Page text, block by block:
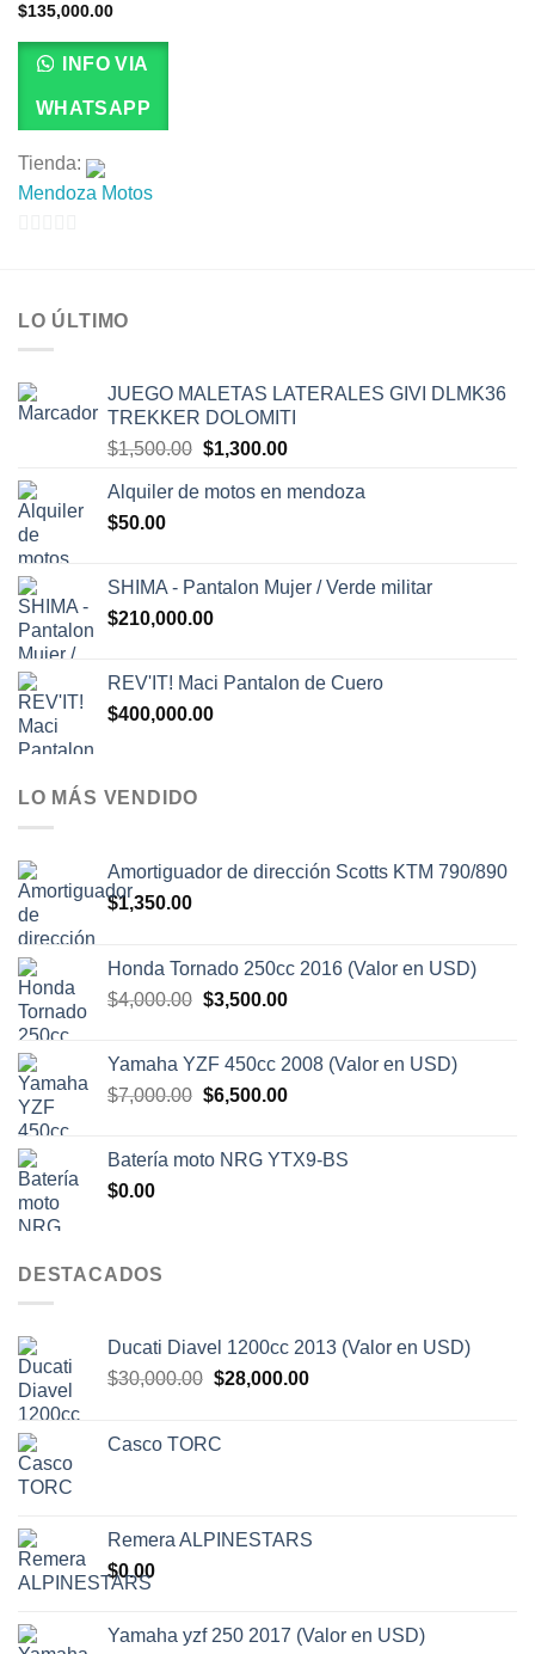
$135,000.00
INFO VIA
WHATSAPP
Tienda:
Mendoza Motos
5LO ÚLTIMO
JUEGO MALETAS LATERALES GIVI DLMK36
TREKKER DOLOMITI
$1,500.00 El
original
$1,300.00El
actual
Alquiler de motos en mendoza
$50.00
SHIMA - Pantalon Mujer / Verde militar
$210,000.00
REV'IT! Maci Pantalon de Cuero
$400,000.00
LO MÁS VENDIDO
Amortiguador de dirección Scotts KTM 790/890
$1,350.00
Honda Tornado 250cc 2016 (Valor en USD)
$4,000.00 El
era:
$4,000.00.
$3,500.00El
es:
$3,500.00.
Yamaha YZF 450cc 2008 (Valor en USD)
$7,000.00 El
era:
$6,500.00El
es:
Batería moto NRG YTX9-BS
$0.00
DESTACADOS
Ducati Diavel 1200cc 2013 (Valor en USD)
$30,000.00 El
era:
$28,000.00El
Casco TORC
Remera ALPINESTARS
$0.00
Yamaha yzf 250 2017 (Valor en USD)